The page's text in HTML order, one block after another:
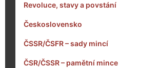
Revoluce, stavy a povstání
Československo
ČSSR/ČSFR – sady mincí
ČSR/ČSSR – pamětní mince